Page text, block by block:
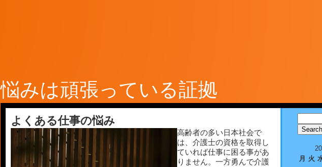
悩みは頑張っている証拠
よくある仕事の悩み
高齢者の多い日本社会で
は、介護士の資格を取得し
ていれば仕事に困る事があ
りません。一方勇んで介護
月 火